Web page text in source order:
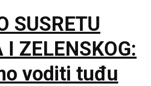
SUSRETU
I ZELENSKOG:
voditi tuđu